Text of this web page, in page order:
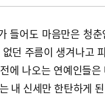
들어도 마음만은 청
던 주름이 생겨나고
에 나오는 연예인들
내 신세만 한탄하게